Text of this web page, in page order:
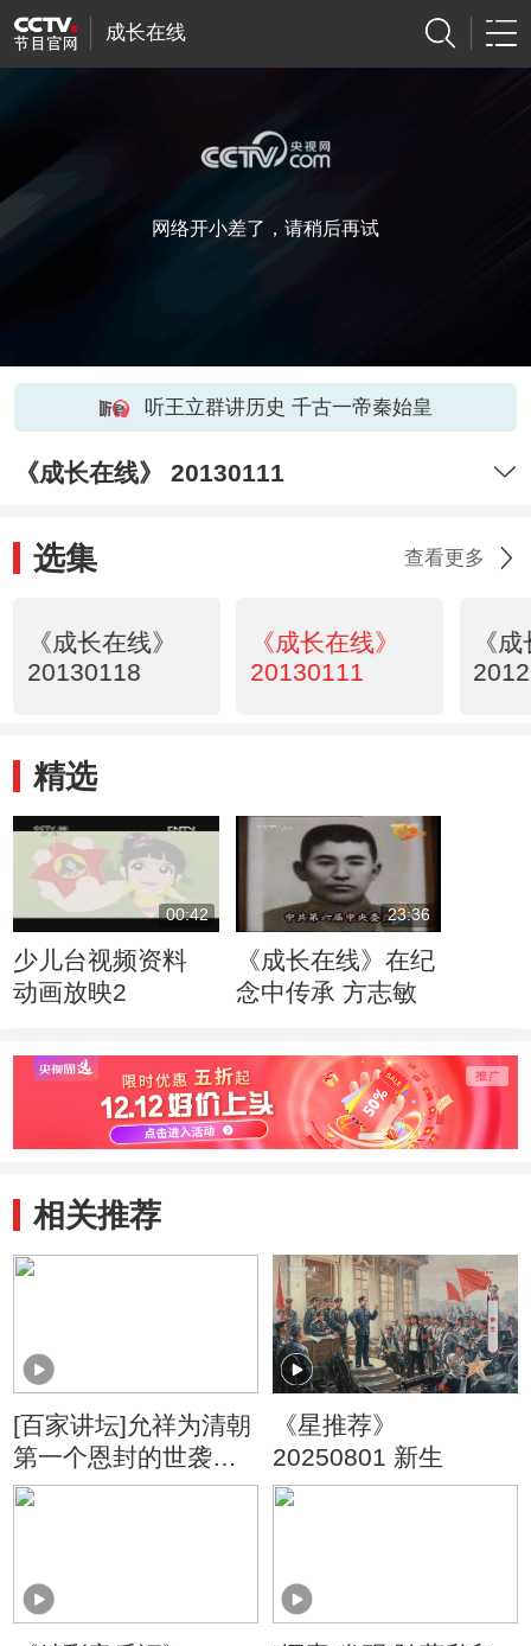
成长在线
网络开小差了，请稍后再试
听王立群讲历史 千古一帝秦始皇
《成长在线》 20130111
选集 查看更多
《成长在线》
20130118
《成长在线》
20130111
《
精选
00:42
少儿台视频资料
动画放映2
23:36
《成长在线》在纪
念中传承 方志敏
相关推荐
[百家讲坛]允祥为清朝
第一个恩封的世袭罔
替的亲王
《星推荐》
20250801 新生